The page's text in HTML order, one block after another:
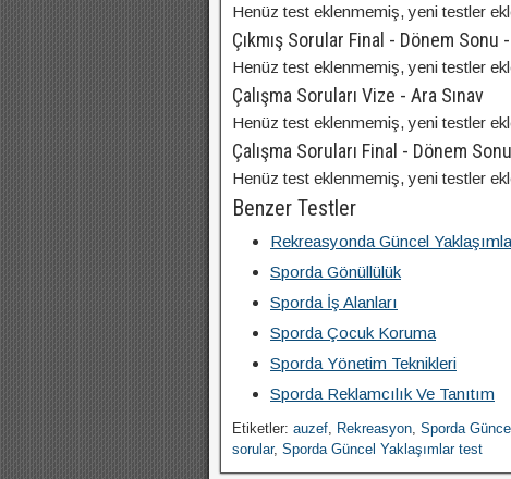
Henüz test eklenmemiş, yeni testler
Çıkmış Sorular Final - Dönem
Henüz test eklenmemiş, yeni testler
Çalışma Soruları Vize - Ara Sınav
Henüz test eklenmemiş, yeni testler
Çalışma Soruları Final - Dönem
Henüz test eklenmemiş, yeni testler
Benzer Testler
Rekreasyonda Güncel
Sporda Gönüllülük
Sporda İş Alanları
Sporda Çocuk Koruma
Sporda Yönetim Teknikleri
Sporda Reklamcılık Ve Tanıtım
Etiketler: auzef, Rekreasyon, Sporda
sorular, Sporda Güncel Yaklaşımlar test